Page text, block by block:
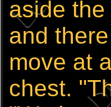
aside
and
move at
chest.